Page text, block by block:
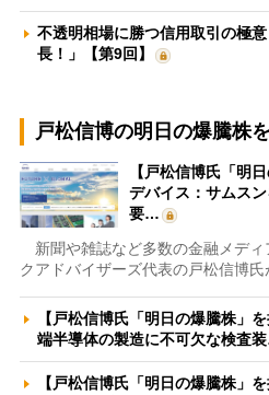
不透明相場に勝つ信用取引の極
長！」【第9回】
戸松信博の明日の爆騰株
【戸松信博氏「明
デバイス：サムス
要…
新聞や雑誌など多数の金融メディ
クアドバイザーズ代表の戸松信博
【戸松信博氏「明日の爆騰株」
端半導体の製造に不可欠な検査
【戸松信博氏「明日の爆騰株」